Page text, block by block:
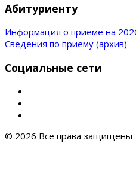
Абитуриенту
Информация о приеме на
Сведения по приему (архив)
Социальные сети
© 2026 Все права защищены